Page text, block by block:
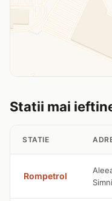
Statii mai
STATIE
Rompetrol